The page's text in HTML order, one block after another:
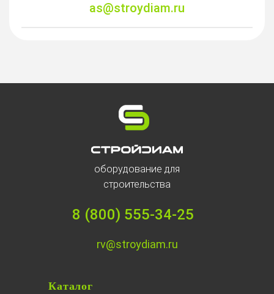
as@stroydiam.ru
оборудование для
строительства
8 (800) 555-34-25
rv@stroydiam.ru
Каталог